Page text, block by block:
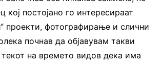
кој постојано го интересираат
проекти, фотографирање и слични
почнав да објавувам такви
на времето видов дека има